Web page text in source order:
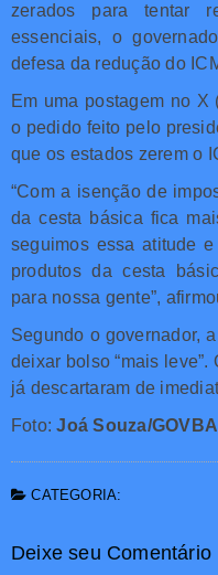
zerados para tentar
essenciais, o
defesa da redução do
Em uma postagem no X
o pedido feito pelo
que os estados zerem o
“Com a isenção de
da cesta básica fica
seguimos essa atitude
produtos da cesta
para nossa gente”,
Segundo o governador,
deixar bolso “mais
já descartaram de
Foto:Joá Souza/GOVBA
CATEGORIA:
Deixe seu Comentário